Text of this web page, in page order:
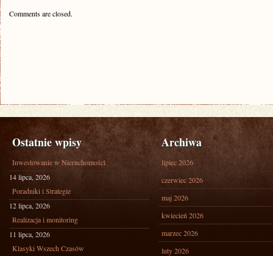
Comments are closed.
Ostatnie wpisy
Inwestowanie w Nieruchomości
14 lipca, 2026
Poradniki i Strategie
12 lipca, 2026
Realizacja i monitoring
11 lipca, 2026
Klasyki Wszech Czasów
Archiwa
lipiec 2026
czerwiec 2026
maj 2026
kwiecień 2026
marzec 2026
luty 2026